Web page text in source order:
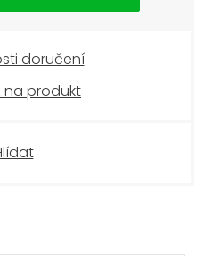
doručení
na produkt